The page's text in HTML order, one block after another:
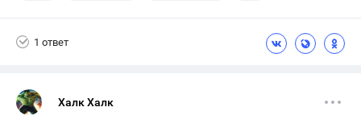
1 ответ
Халк Халк